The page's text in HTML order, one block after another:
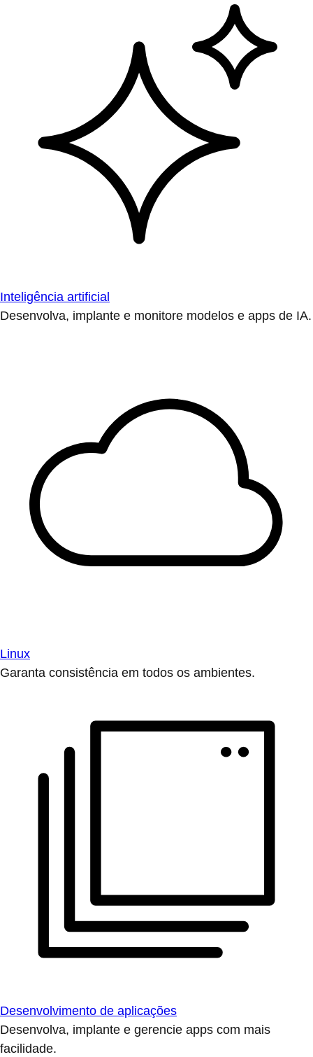
Inteligência artificial
Desenvolva, implante e monitore modelos e apps de IA.
Linux
Garanta consistência em todos os ambientes.
Desenvolvimento de aplicações
Desenvolva, implante e gerencie apps com mais
facilidade.